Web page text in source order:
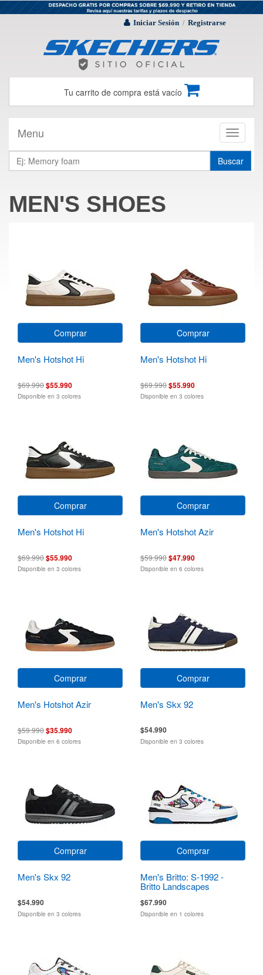
Iniciar Sesión / Registrarse
Tu carrito de compra está vacío
Toggle
Menu
Buscar
MEN'S SHOES
Comprar
Men's Hotshot Hi
$69.990$55.990
Disponible en 3 colores
Comprar
Men's Hotshot Hi
$69.990$55.990
Disponible en 3 colores
Comprar
Men's Hotshot Hi
$69.990$55.990
Disponible en 3 colores
Comprar
Men's Hotshot Azir
$59.990$47.990
Disponible en 6 colores
Comprar
Men's Hotshot Azir
$59.990$35.990
Disponible en 6 colores
Comprar
Men's Skx 92
$54.990
Disponible en 3 colores
Comprar
Men's Skx 92
$54.990
Disponible en 3 colores
Comprar
Men's Britto: S-1992 -
Britto Landscapes
$67.990
Disponible en 1 colores